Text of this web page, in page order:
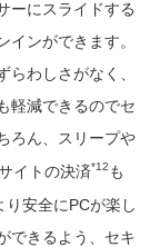
ーにスライドする
ンができます。
わしさがなく、
軽減できるのでセ
ろん、スリープや
イトの決済*12 も
安全にPCが楽し
できるよう、セキ